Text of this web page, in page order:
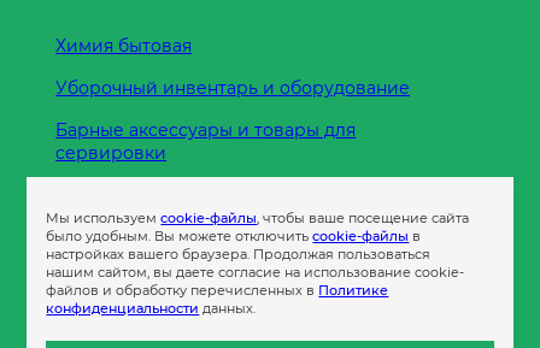
Химия бытовая
Уборочный инвентарь и оборудование
Барные аксессуары и товары для
сервировки
Пленка
Пакеты и сумки
Контейнеры
Мы используемcookie-файлы, чтобы ваше посещение сайта
было удобным. Вы можете отключитьcookie-файлы в
настройках вашего браузера. Продолжая пользоваться
нашим сайтом, вы даете согласие на использование cookie-
файлов и обработку перечисленных в Политике
конфиденциальности данных.